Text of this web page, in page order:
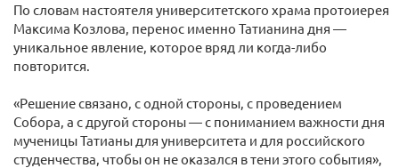
По словам настоятеля университетского храма протоиерея
Максима Козлова, перенос именно Татианина дня —
уникальное явление, которое вряд ли когда-либо
повторится.
«Решение связано, с одной стороны, с проведением
Собора, а с другой стороны — с пониманием важности дня
мученицы Татианы для университета и для российского
студенчества, чтобы он не оказался в тени этого события»,